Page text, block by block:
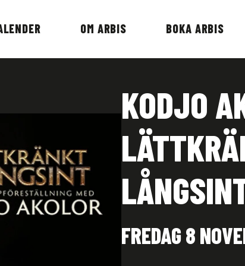
OM ARBIS BOKA ARBIS
KODJO
FREDAG 8